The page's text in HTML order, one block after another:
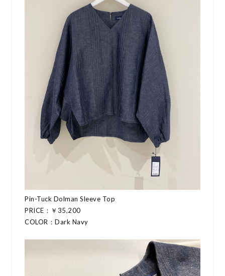
Pin-Tuck Dolman Sleeve Top
PRICE：￥35,200
COLOR：Dark Navy